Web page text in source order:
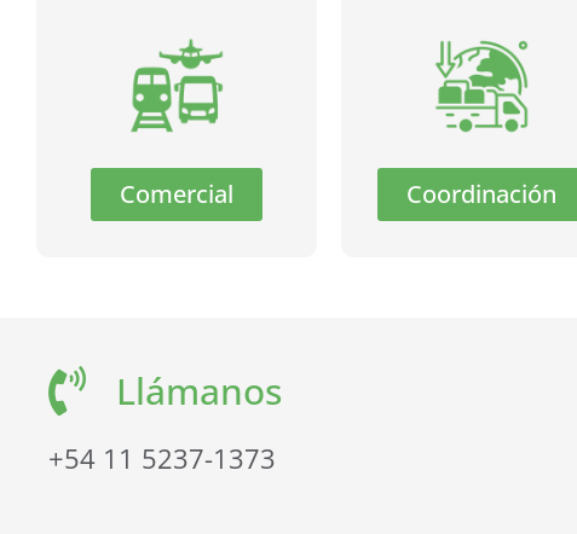
Comercial Coordinación
Llámanos
+54 11 5237-1373